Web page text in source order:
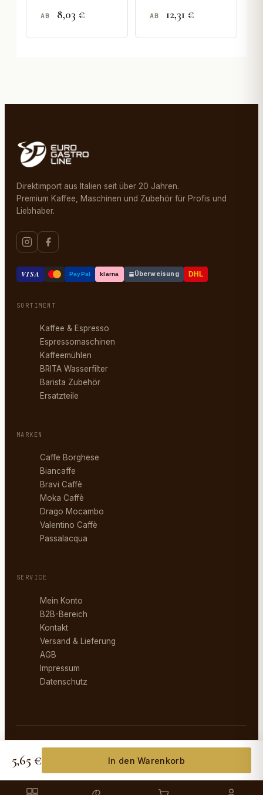
AB 8,03 € AB 12,31 €
5,65 € In den Warenkorb
Direktimport aus Italien seit über 20 Jahren.
Premium Kaffee, Maschinen und Zubehör für Profis und
Liebhaber.
VISA PayPal klarna Überweisung DHL
SORTIMENT
Kaffee & Espresso
Espressomaschinen
Kaffeemühlen
BRITA Wasserfilter
Barista Zubehör
Ersatzteile
MARKEN
Caffe Borghese
Biancaffe
Bravi Caffè
Moka Caffè
Drago Mocambo
Valentino Caffè
Passalacqua
SERVICE
Mein Konto
B2B-Bereich
Kontakt
Versand & Lieferung
AGB
Impressum
Datenschutz
ImpressumDatenschutz Versand